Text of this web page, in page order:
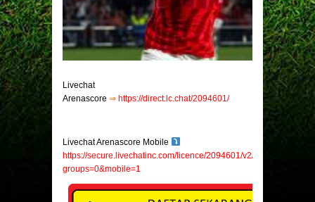
Livechat
Arenascore ⇒ https://direct.lc.chat/2094601/
Livechat Arenascore Mobile
https://secure.livechatinc.com/licence/2094601/v2/open_chat.cgi?
groups=0&mobile=1